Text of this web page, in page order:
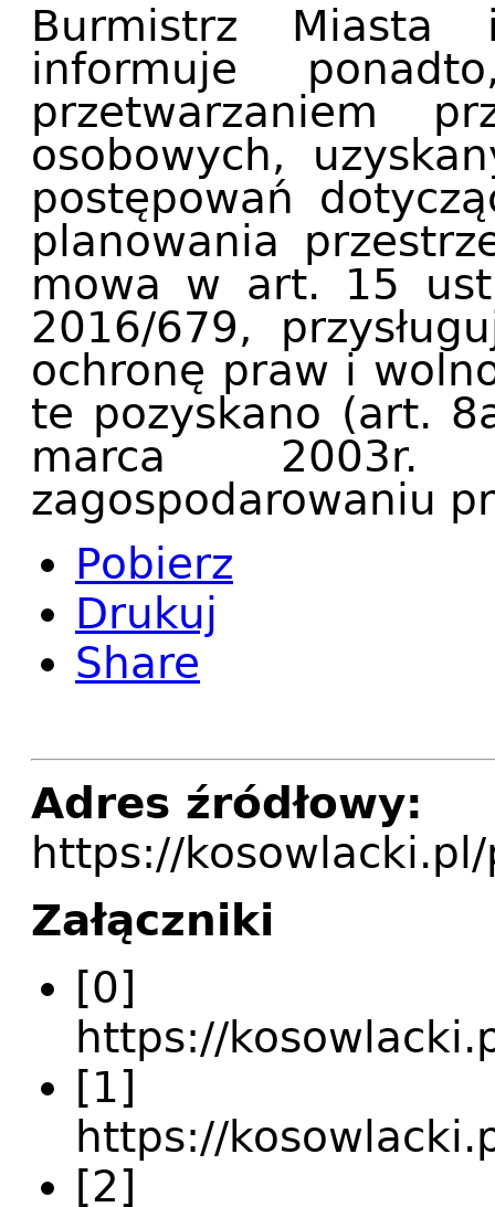
Burmistrz
informuje
przetwarzaniem
osobowych,
postępowań
planowania
mowa w art. 15
2016/679,
ochronę praw i
te pozyskano (art.
marca
zagospodarowaniu
Pobierz
Drukuj
Share
Adres źródłowy:
https://
Załączniki
[0]
https://
[1]
https://
[2]